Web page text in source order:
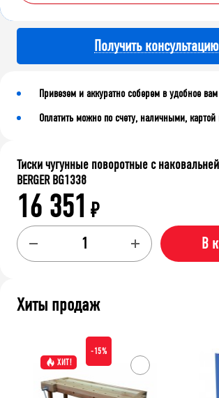
Получить консультацию
Привезем и аккуратно соберем в удобное
Оплатить можно по счету, наличными,
Тиски чугунные поворотные с
BERGER BG1338
16 351 ₽
В
Хиты продаж
ХИТ!
-15%